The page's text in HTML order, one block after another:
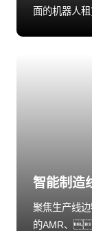
面的机器人
智能制造
聚焦生产线
的AMR、